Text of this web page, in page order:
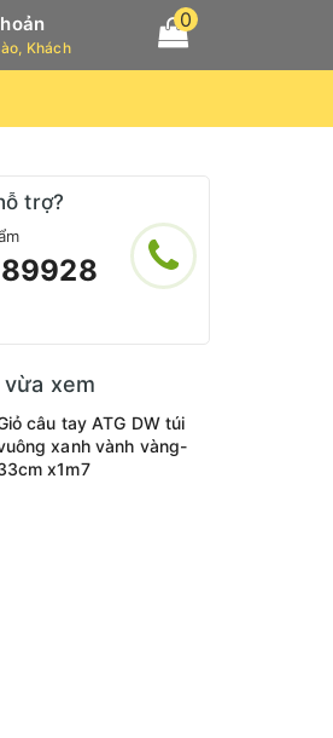
Khách
0
trợ?
vừa xem
câu tay ATG DW túi
xanh vành vàng-
x1m7